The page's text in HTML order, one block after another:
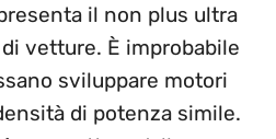
il non plus ultra
vetture. È improbabile
sviluppare motori
di potenza simile.